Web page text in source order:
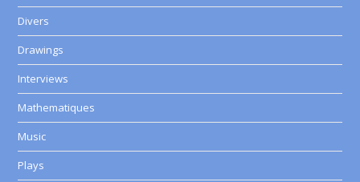
Divers
Drawings
Interviews
Mathematiques
Music
Plays